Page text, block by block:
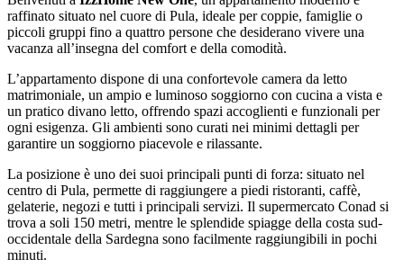
raffinato situato nel cuore di Pula, ideale per coppie, famiglie o
piccoli gruppi fino a quattro persone che desiderano vivere una
vacanza all’insegna del comfort e della comodità.
L’appartamento dispone di una confortevole camera da letto
matrimoniale, un ampio e luminoso soggiorno con cucina a vista e
un pratico divano letto, offrendo spazi accoglienti e funzionali per
ogni esigenza. Gli ambienti sono curati nei minimi dettagli per
garantire un soggiorno piacevole e rilassante.
La posizione è uno dei suoi principali punti di forza: situato nel
centro di Pula, permette di raggiungere a piedi ristoranti, caffè,
gelaterie, negozi e tutti i principali servizi. Il supermercato Conad si
trova a soli 150 metri, mentre le splendide spiagge della costa sud-
occidentale della Sardegna sono facilmente raggiungibili in pochi
minuti.